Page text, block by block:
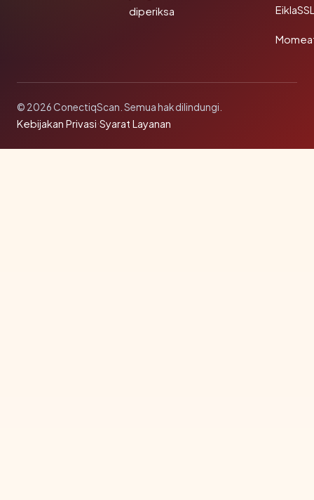
diperiksa
© 2026 ConectiqScan. Semua hak dilindungi.
Kebijakan Privasi·Syarat Layanan